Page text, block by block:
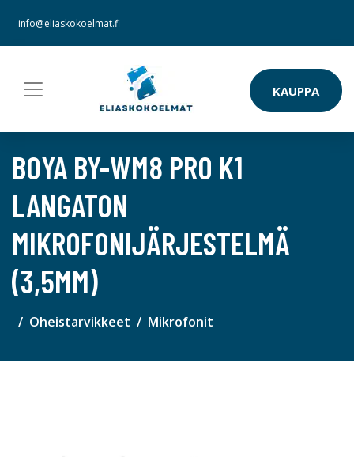
info@eliaskokoelmat.fi
KAUPPA
BOYA BY-WM8 PRO K1
LANGATON
MIKROFONIJÄRJESTELMÄ
(3,5MM)
Oheistarvikkeet Mikrofonit